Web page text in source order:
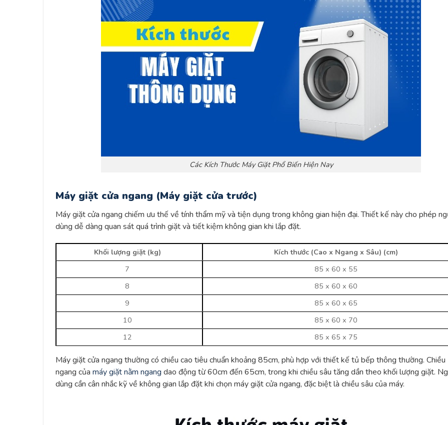
Các Kích Thước Máy Giặt Phổ Biến Hiện Nay
Máy giặt cửa ngang (Máy giặt cửa trước)
Máy giặt cửa ngang chiếm ưu thế về tính thẩm mỹ và tiện dụng trong không gian hiện đại. Thiết kế này cho phép
dùng dễ dàng quan sát quá trình giặt và tiết kiệm không gian khi lắp đặt.
Khối lượng giặt (kg)
Kích thước (Cao x Ngang x Sâu) (cm)
7
85 x 60 x 55
8
85 x 60 x 60
9
85 x 60 x 65
10
85 x 60 x 70
12
85 x 65 x 75
Máy giặt cửa ngang thường có chiều cao tiêu chuẩn khoảng 85cm, phù hợp với thiết kế tủ bếp thông thường. Chiều
ngang của máy giặt nằm ngang dao động từ 60cm đến 65cm, trong khi chiều sâu tăng dần theo khối lượng giặt.
dùng cần cân nhắc kỹ về không gian lắp đặt khi chọn máy giặt cửa ngang, đặc biệt là chiều sâu của máy.